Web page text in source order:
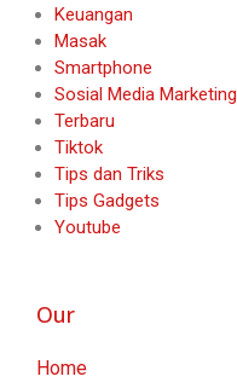
Keuangan
Masak
Smartphone
Sosial Media Marketing
Terbaru
Tiktok
Tips dan Triks
Tips Gadgets
Youtube
Our
Home